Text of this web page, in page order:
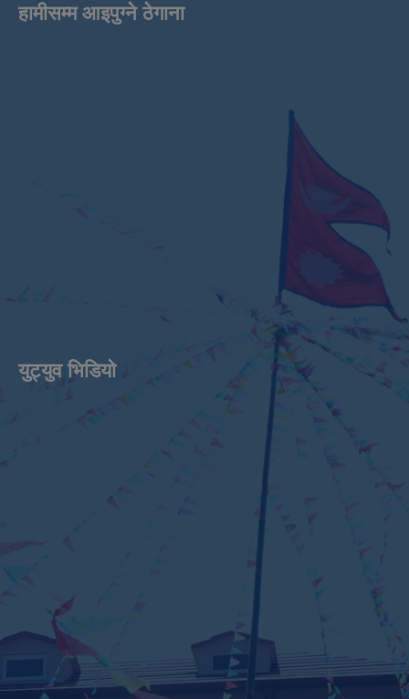
हामीसम्म आइपुग्ने ठेगाना
युट्युव भिडियाे